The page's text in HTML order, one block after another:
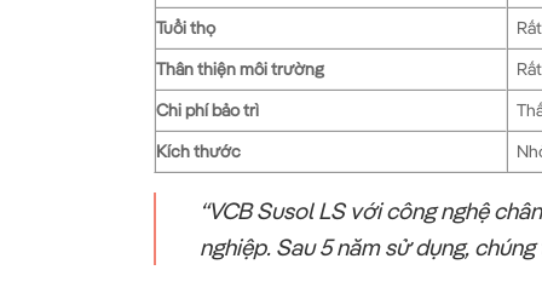
Tuổi thọ
Thân thiện môi trường
Chi phí bảo trì
Kích thước
“VCB Susol LS với công nghệ
nghiệp. Sau 5 năm sử dụng,